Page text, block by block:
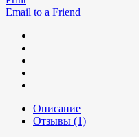
Email to a Friend
Описание
Отзывы (1)